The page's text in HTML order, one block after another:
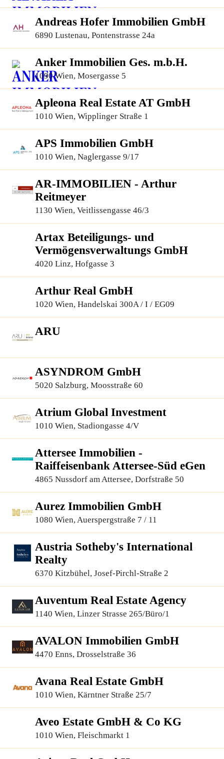
Andreas Hofer Immobilien GmbH
6890 Lustenau, Pontenstrasse 24a
Anker Immobilien Ges. m.b.H.
1090 Wien, Mosergasse 5
Apleona Real Estate AT GmbH
1010 Wien, Wipplinger Straße 1
APS Immobilien GmbH
1010 Wien, Naglergasse 9/17
AR-IMMOBILIEN - Arthur
Reitmeyer
1130 Wien, Veitlissengasse 46/3
Artax Beteiligungs- und
Vermögensverwaltungs GmbH
4020 Linz, Hofgasse 3
Arthur Real GmbH
1020 Wien, Handelskai 300A / I / EG09
ARU
ASYNDROM GmbH
5020 Salzburg, Moosstraße 60
Atrium Global Investment
1010 Wien, Stadiongasse 4/V
Attersee Immobilien -
Raiffeisenbank Attersee-Süd eGen
4865 Nussdorf am Attersee, Dorfstraße 50
Aurez Immobilien GmbH
1080 Wien, Auerspergstraße 7 / 11
Austria Sotheby's International
Realty
6370 Kitzbühel, Josef-Pirchl-Straße 2
Auventum Real Estate Agency
1140 Wien, Linzer Strasse 265/Büro/1
AVALON Immobilien GmbH
4470 Enns, Drosselstraße 36
Avana Real Estate GmbH
1010 Wien, Kärntner Straße 25/7
Aveo Estate GmbH & Co KG
1010 Wien, Fleischmarkt 1